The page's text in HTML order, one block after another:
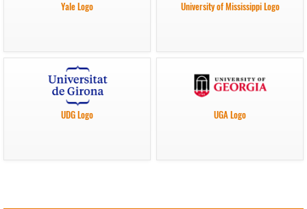
Yale Logo University of Mississippi Logo
UDG Logo UGA Logo